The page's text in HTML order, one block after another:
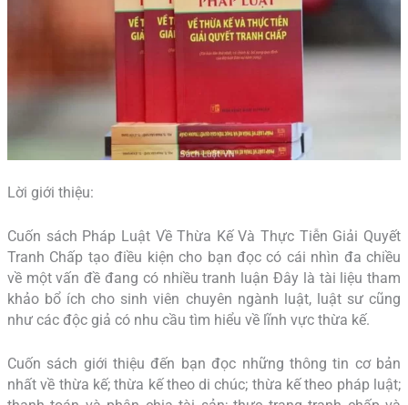
Lời giới thiệu:
Cuốn sách Pháp Luật Về Thừa Kế Và Thực Tiễn Giải Quyết
Tranh Chấp tạo điều kiện cho bạn đọc có cái nhìn đa chiều
về một vấn đề đang có nhiều tranh luận Đây là tài liệu tham
khảo bổ ích cho sinh viên chuyên ngành luật, luật sư cũng
như các độc giả có nhu cầu tìm hiểu về lĩnh vực thừa kế.
Cuốn sách giới thiệu đến bạn đọc những thông tin cơ bản
nhất về thừa kế; thừa kế theo di chúc; thừa kế theo pháp luật;